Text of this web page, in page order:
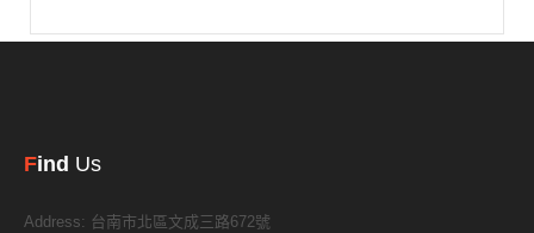
Find Us
Address: 台南市北區文成三路672號